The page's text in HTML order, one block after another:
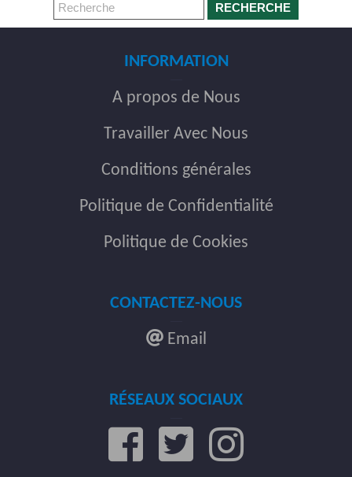
RECHERCHE
INFORMATION
A propos de Nous
Travailler Avec Nous
Conditions générales
Politique de Confidentialité
Politique de Cookies
CONTACTEZ-NOUS
Email
RÉSEAUX SOCIAUX